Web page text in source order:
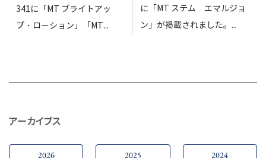
341に「MT ブライトアッ
プ・ローション」「MT...
に「MT ステム エマルジョ
ン」が掲載されました。...
アーカイブス
2026 2025
2024